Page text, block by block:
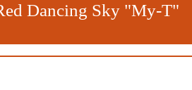
Dancing Sky "My-T"